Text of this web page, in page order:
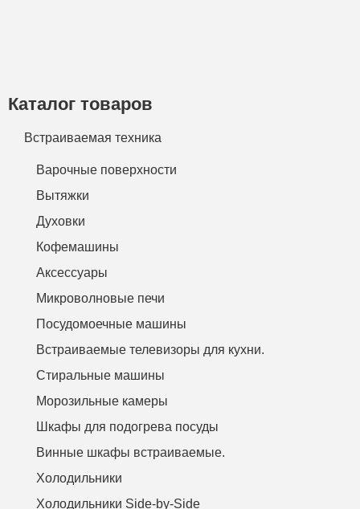
Каталог товаров
Встраиваемая техника
Варочные поверхности
Вытяжки
Духовки
Кофемашины
Аксессуары
Микроволновые печи
Посудомоечные машины
Встраиваемые телевизоры для кухни.
Стиральные машины
Морозильные камеры
Шкафы для подогрева посуды
Винные шкафы встраиваемые.
Холодильники
Холодильники Side-by-Side